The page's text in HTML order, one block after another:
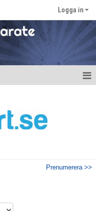
Logga in
Prenumerera >>